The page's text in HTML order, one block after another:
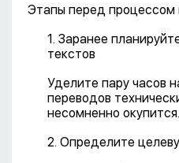
Этапы перед процессом
1. Заранее
текстов
Уделите пару часов
переводов
несомненно окупится.
2. Определите